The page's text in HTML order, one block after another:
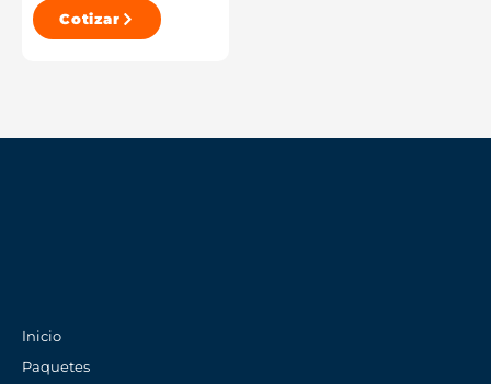
Cotizar
Inicio
Paquetes